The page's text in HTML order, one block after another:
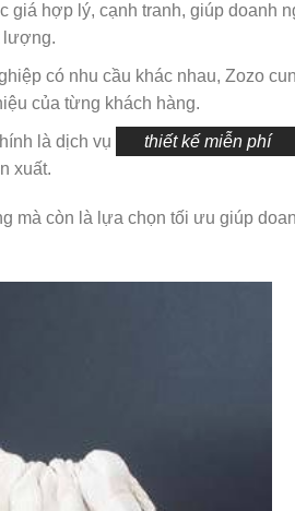
giá hợp lý, cạnh tranh, giúp doanh
lượng.
có nhu cầu khác nhau, Zozo
của từng khách hàng.
là dịch vụ thiết kế miễn phí
xuất.
mà còn là lựa chọn tối ưu giúp